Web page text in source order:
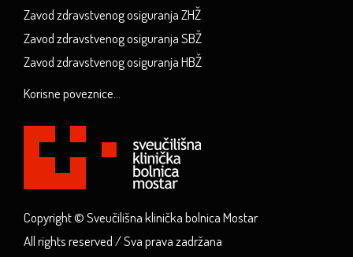
Zavod zdravstvenog osiguranja ZHŽ
Zavod zdravstvenog osiguranja SBŽ
Zavod zdravstvenog osiguranja HBŽ
Korisne poveznice...
Copyright © Sveučilišna klinička bolnica Mostar
All rights reserved / Sva prava zadržana